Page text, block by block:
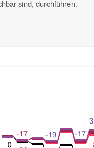
sind, durchführen.